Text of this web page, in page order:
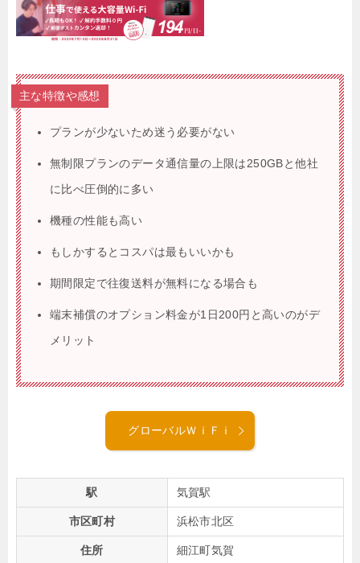
主な特徴や感想
プランが少ないため迷う必要がない
無制限プランのデータ通信量の上限は250GBと他社
に比べ圧倒的に多い
機種の性能も高い
もしかするとコスパは最もいいかも
期間限定で往復送料が無料になる場合も
端末補償のオプション料金が1日200円と高いのがデ
メリット
グローバルＷｉＦｉ
駅 気賀駅
市区町村 浜松市北区
住所 細江町気賀